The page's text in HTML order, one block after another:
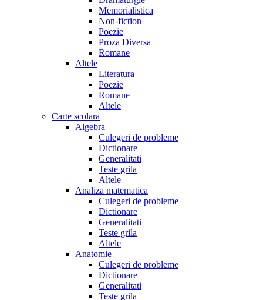
Memorialistica
Non-fiction
Poezie
Proza Diversa
Romane
Altele
Literatura
Poezie
Romane
Altele
Carte scolara
Algebra
Culegeri de probleme
Dictionare
Generalitati
Teste grila
Altele
Analiza matematica
Culegeri de probleme
Dictionare
Generalitati
Teste grila
Altele
Anatomie
Culegeri de probleme
Dictionare
Generalitati
Teste grila